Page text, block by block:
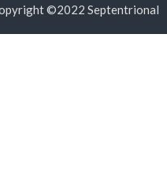
©2022 Septentrional